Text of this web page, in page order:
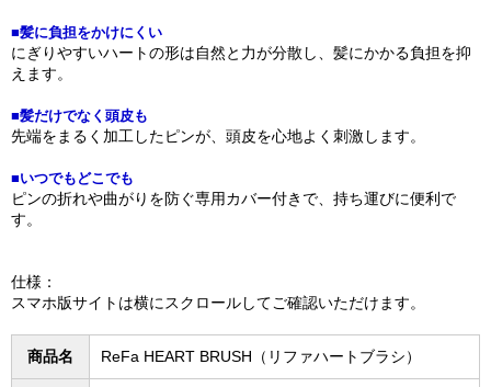
■髪に負担をかけにくい
にぎりやすいハートの形は自然と力が分散し、髪にかかる負担を抑
えます。
■髪だけでなく頭皮も
先端をまるく加工したピンが、頭皮を心地よく刺激します。
■いつでもどこでも
ピンの折れや曲がりを防ぐ専用カバー付きで、持ち運びに便利で
す。
仕様：
スマホ版サイトは横にスクロールしてご確認いただけます。
商品名 ReFa HEART BRUSH（リファハートブラシ）